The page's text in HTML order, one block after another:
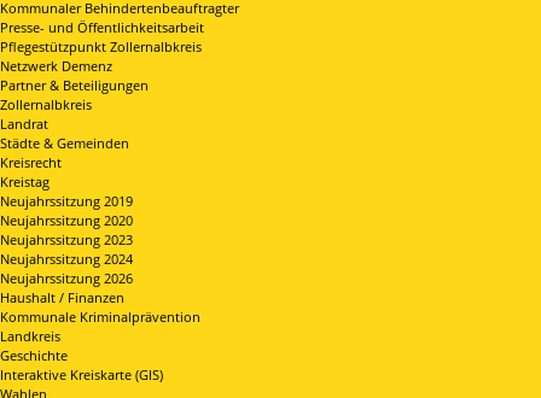
Kommunaler Behindertenbeauftragter
Presse- und Öffentlichkeitsarbeit
Pflegestützpunkt Zollernalbkreis
Netzwerk Demenz
Partner & Beteiligungen
Zollernalbkreis
Landrat
Städte & Gemeinden
Kreisrecht
Kreistag
Neujahrssitzung 2019
Neujahrssitzung 2020
Neujahrssitzung 2023
Neujahrssitzung 2024
Neujahrssitzung 2026
Haushalt / Finanzen
Kommunale Kriminalprävention
Landkreis
Geschichte
Interaktive Kreiskarte (GIS)
Wahlen